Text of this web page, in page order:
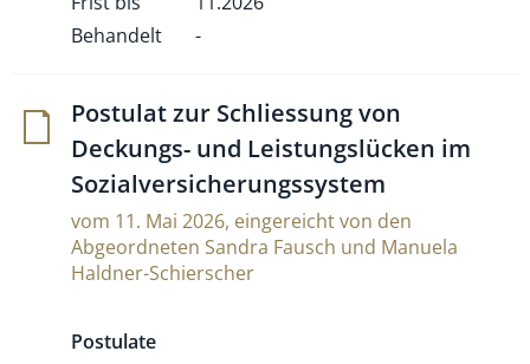
Behandelt
-
Postulat zur Sch­lies­sung von
Deckungs- und Lei­stungs­lücken im
Sozialversicherungssystem
vom 11. Mai 2026, eingereicht von den
Abgeordneten Sandra Fausch und Manuela
Haldner-Schierscher
Postulate